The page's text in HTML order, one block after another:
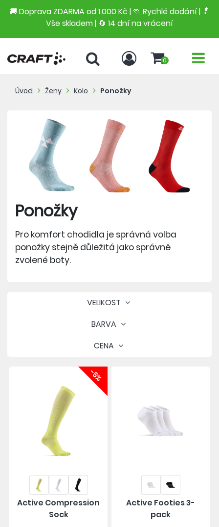
🚚 Doprava ZDARMA od 1.000 Kč | 🏃 Rychlé dodání | 🔝
Vše skladem | 🔄 14 dní na vrácení
0
Úvod Ženy Kolo Ponožky
Ponožky
Pro komfort chodidla je správná volba
ponožky stejně důležitá jako správně
zvolené boty.
VELIKOST
BARVA
CENA
-5%
Active Compression
Sock
Active Footies 3-
pack